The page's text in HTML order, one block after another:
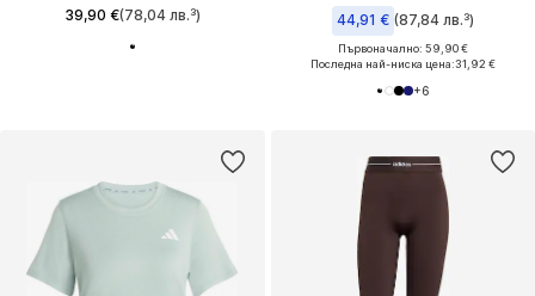
39,90 €(78,04 лв.³) 44,91 € (87,84 лв.³)
Първоначално: 59,90 €
Последна най-ниска цена:31,92 €
+6